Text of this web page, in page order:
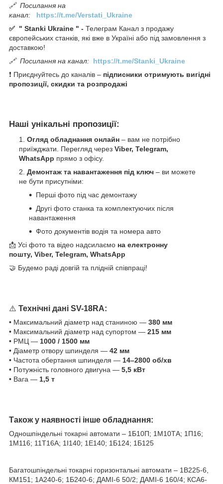
🔗 Посилання на
канал: https://t.me/Verstati_Ukraine
✅ " Stanki Ukraine " - Телеграм Канал з продажу
європейських станків, які вже в Україні або під замовлення з
доставкою!
🔗 Посилання на канал: https://t.me/Stanki_Ukraine
❗ Приєднуйтесь до каналів – підписники отримують вигідні
пропозиції, скидки та розпродажі
Наші унікальні пропозиції:
Огляд обладнання онлайн – вам не потрібно
приїжджати. Перегляд через Viber, Telegram,
WhatsApp прямо з офісу.
Демонтаж та навантаження під ключ – ви можете
не бути присутніми:
Перші фото під час демонтажу
Другі фото станка та комплектуючих після
навантаження
Фото документів водія та номера авто
📩 Усі фото та відео надсилаємо на електронну
пошту, Viber, Telegram, WhatsApp
🤝 Будемо раді довгій та плідній співпраці!
⚠️ Технічні дані SV-18RA:
• Максимальний діаметр над станиною — 380 мм
• Максимальний діаметр над супортом — 215 мм
• РМЦ — 1000 / 1500 мм
• Діаметр отвору шпинделя — 42 мм
• Частота обертання шпинделя — 14–2800 об/хв
• Потужність головного двигуна — 5,5 кВт
• Вага — 1,5 т
Також у наявності інше обладнання:
Одношпіндельні токарні автомати – 1Б10П; 1М10ТА; 1П16;
1M116; 11T16A; 1І140; 1Е140; 1Б124; 1Б125
Багатошпіндельні токарні горизонтальні автомати – 1В225-6,
КМ151; 1А240-6; 1Б240-6; ДАМІ-6 50/2; ДАМІ-6 160/4; КСА6-